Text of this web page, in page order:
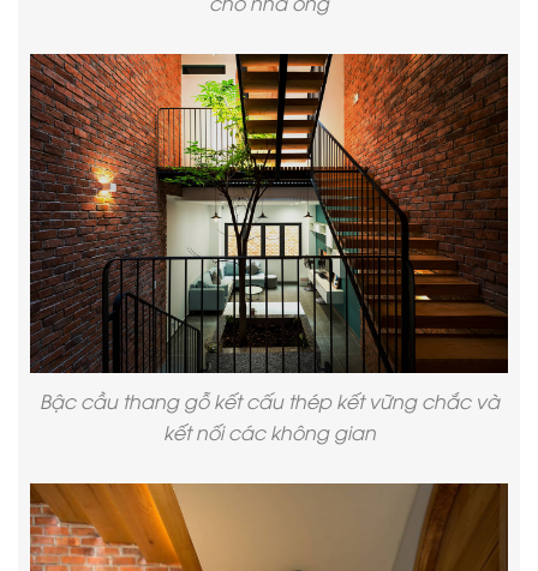
Bậc cầu thang gỗ kết cấu thép kết vững chắc và
kết nối các không gian